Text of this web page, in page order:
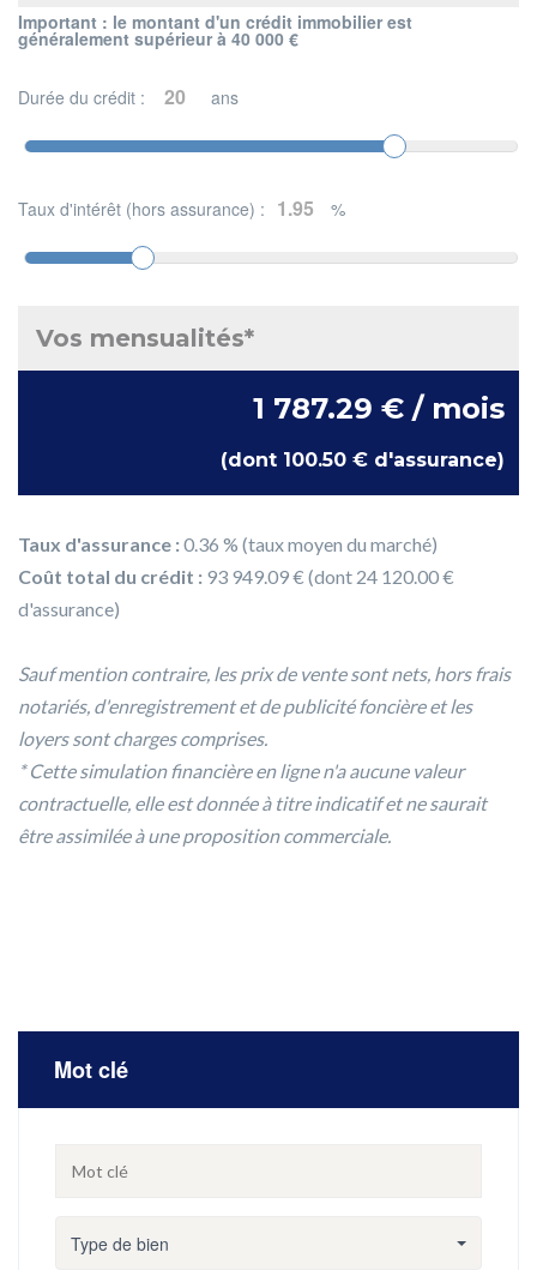
Important : le montant d'un crédit immobilier est
généralement supérieur à 40 000 €
Durée du crédit : ans
Taux d'intérêt (hors assurance) : %
Vos mensualités*
1 787.29 € / mois
(dont 100.50 € d'assurance)
Taux d'assurance :0.36 % (taux moyen du marché)
Coût total du crédit : 93 949.09 € (dont 24 120.00 €
d'assurance)
Sauf mention contraire, les prix de vente sont nets, hors frais
notariés, d'enregistrement et de publicité foncière et les
loyers sont charges comprises.
* Cette simulation financière en ligne n'a aucune valeur
contractuelle, elle est donnée à titre indicatif et ne saurait
être assimilée à une proposition commerciale.
Mot clé
Type de bien